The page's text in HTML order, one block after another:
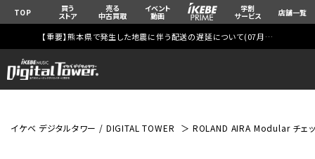
TOP 買う
ストア
売る
中古買取
イベント
動画
学割
サービス 店舗一覧
【重要】熊本県で発生した地震に伴う配送の遅延について(07月29日
イケベ デジタルタワー / DIGITAL TOWER ROLAND AIRA Modular チェッ